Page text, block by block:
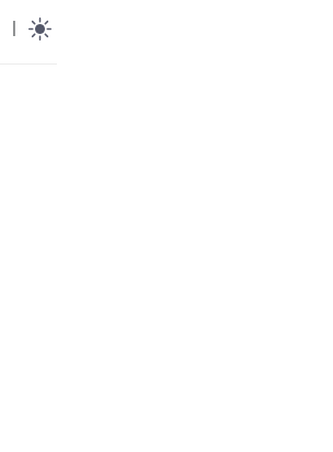
|